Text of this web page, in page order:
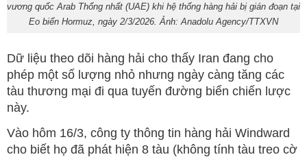
vương quốc Arab Thống nhất (UAE) khi hệ thống hàng hải bị gián đoạn tại
Eo biển Hormuz, ngày 2/3/2026. Ảnh: Anadolu Agency/TTXVN
Dữ liệu theo dõi hàng hải cho thấy Iran đang cho
phép một số lượng nhỏ nhưng ngày càng tăng các
tàu thương mại đi qua tuyến đường biển chiến lược
này.
Vào hôm 16/3, công ty thông tin hàng hải Windward
cho biết họ đã phát hiện 8 tàu (không tính tàu treo cờ